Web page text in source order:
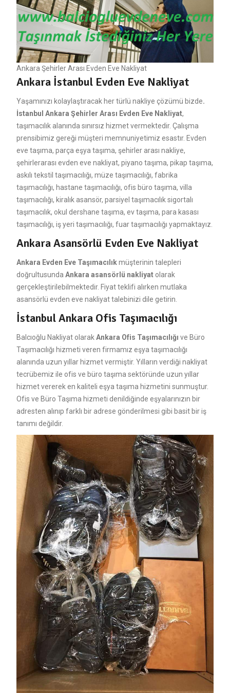
Ankara Şehirler Arası Evden Eve Nakliyat
Ankara İstanbul Evden Eve Nakliyat
Yaşamınızı kolaylaştıracak her türlü nakliye çözümü bizde.
İstanbul Ankara Şehirler Arası Evden Eve Nakliyat,
taşımacılık alanında sınırsız hizmet vermektedir. Çalışma
prensibimiz gereği müşteri memnuniyetimiz esastır. Evden
eve taşıma, parça eşya taşıma, şehirler arası nakliye,
şehirlerarası evden eve nakliyat, piyano taşıma, pikap taşıma,
askılı tekstil taşımacılığı, müze taşımacılığı, fabrika
taşımacılığı, hastane taşımacılığı, ofis büro taşıma, villa
taşımacılığı, kiralık asansör, parsiyel taşımacılık sigortalı
taşımacılık, okul dershane taşıma, ev taşıma, para kasası
taşımacılığı, iş yeri taşımacılığı, fuar taşımacılığı yapmaktayız.
Ankara Asansörlü Evden Eve Nakliyat
Ankara Evden Eve Taşımacılıkmüşterinin talepleri
doğrultusunda Ankara asansörlü nakliyatolarak
gerçekleştirilebilmektedir. Fiyat teklifi alırken mutlaka
asansörlü evden eve nakliyat talebinizi dile getirin.
İstanbul Ankara Ofis Taşımacılığı
Balcıoğlu Nakliyat olarakAnkara Ofis Taşımacılığı ve Büro
Taşımacılığı hizmeti veren firmamız eşya taşımacılığı
alanında uzun yıllar hizmet vermiştir. Yılların verdiği nakliyat
tecrübemiz ile ofis ve büro taşıma sektöründe uzun yıllar
hizmet vererek en kaliteli eşya taşıma hizmetini sunmuştur.
Ofis ve Büro Taşıma hizmeti denildiğinde eşyalarınızın bir
adresten alınıp farklı bir adrese gönderilmesi gibi basit bir iş
tanımı değildir.